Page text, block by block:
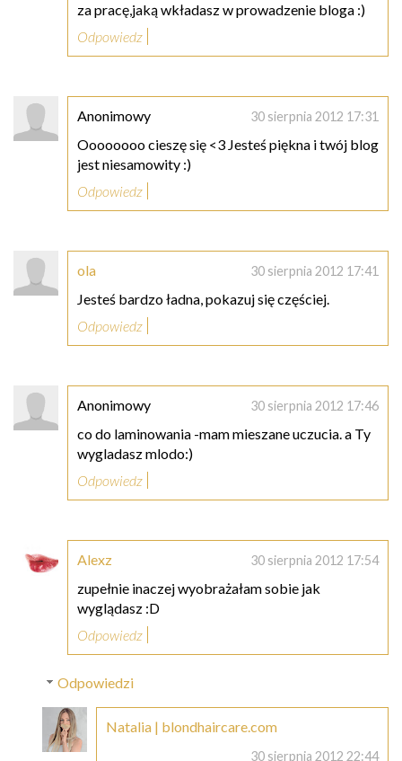
za pracę,jaką wkładasz w prowadzenie bloga :)
Odpowiedz
Anonimowy 30 sierpnia 2012 17:31
Oooooooo cieszę się <3 Jesteś piękna i twój blog
jest niesamowity :)
Odpowiedz
ola 30 sierpnia 2012 17:41
Jesteś bardzo ładna, pokazuj się częściej.
Odpowiedz
Anonimowy 30 sierpnia 2012 17:46
co do laminowania -mam mieszane uczucia. a Ty
wygladasz mlodo:)
Odpowiedz
Alexz 30 sierpnia 2012 17:54
zupełnie inaczej wyobrażałam sobie jak
wyglądasz :D
Odpowiedz
Odpowiedzi
Natalia | blondhaircare.com
30 sierpnia 2012 22:44